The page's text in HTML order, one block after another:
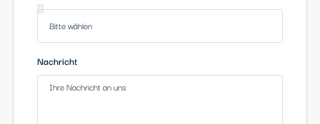
Ich interessiere mich für: